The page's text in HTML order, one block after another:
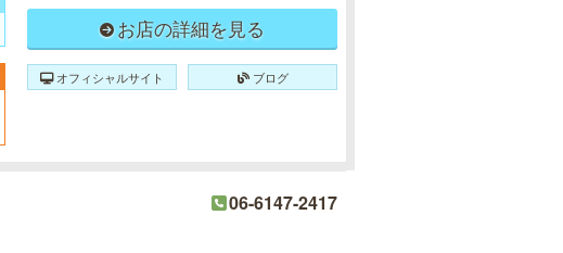
お店の詳細を見る
オフィシャルサイト ブログ
06-6147-2417